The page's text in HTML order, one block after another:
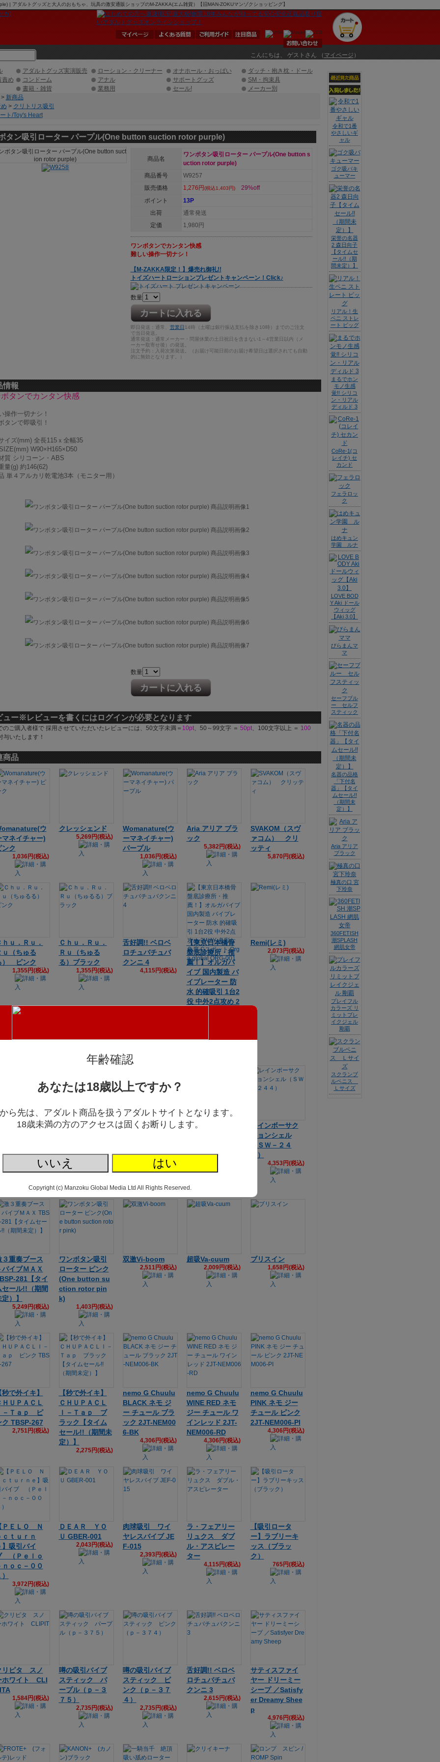
年齢確認
あなたは18歳以上ですか？
ら先は、アダルト商品を扱うアダルトサイトとなります。
18歳未満の方のアクセスは固くお断りします。
いいえ はい
Copyright (c) Manzoku Global Media Ltd All Rights Reserved.
| アダルトグッズと大人のおもちゃ、玩具の激安通販ショップのM-ZAKKA(エム雑貨）【旧MAN-ZOKUマンゾクショッピング】
こんにちは、 ゲストさん （ マイページ ）
アダルトグッズ実演販売 ローション・クリーナー オナホール・おっぱい
ダッチ・抱き枕・ドール
責め
コンドーム アナル サポートグッズ
SM・拘束具
書籍・雑貨
業務用 セール!
メーカー別
新商品
> クリトリス吸引
ト/Toy's Heart
タン吸引ローター パープル(One button suction rotor purple)
商品名
ワンボタン吸引ローター パープル(One button s
uction rotor purple)
商品番号
W9257
販売価格
1,276円(税込1,403円)
29%off
ポイント
13P
出荷
通常発送
定価
1,980円
ワンボタンでカンタン快感
難しい操作一切ナシ！
【M-ZAKKA限定！】爆売れ御礼!!
トイズハートローションプレゼントキャンペーン！Click♪
数量
カートに入れる
即日発送：通常、 営業日 14時（土曜は銀行振込支払を除き10時）までのご注文
で当日発送。
通常発送：通常メーカー・問屋休業の土日祝日を含まない1～4営業日以内（メ
ーカー取寄せ後）の発送。
注文予約：入荷次第発送。（お届け可能日前のお届け希望日は選択されても自動
的に無効となります。）
情報
タンでカンタン快感
操作一切ナシ！
タンで即吸引！
イズ(mm) 全長115ｘ全幅35
W90×H165×D50
質 シリコーン・ABS
量(g) 約146(62)
単４アルカリ乾電池3本（モニター用）
数量
カートに入れる
ュー※レビューを書くにはログインが必要となります
のご購入者様で 採用させていただいたレビューには、50文字未満＝ 10pt、50～99文字 ＝ 50pt、100文字以上 ＝ 100
与いたします！
商品
ウ
マネイチャー)
ンク
1,036円(税込)
クレッシェンド
5,269円(税込)
Womanature(ウ
ーマネイチャー)
パープル
1,036円(税込)
Aria アリア ブラ
ック
5,382円(税込)
SVAKOM（スヴ
ァコム） クリ
ッティ
5,870円(税込)
ｈｕ．Ｒｕ．
ｕ（ちゅる
） ピンク
1,355円(税込)
Ｃｈｕ．Ｒｕ．
Ｒｕ（ちゅる
る）ブラック
1,355円(税込)
舌好調!! ベロベ
ロチュバチュバ
クンニ 4
4,115円(税込)
【東京日本橋骨
盤底診療所・推
薦！】オルガバ
イブ 国内製造 バ
イブレーター 防
水 的確吸引 1台2
役 中外2点攻め 2
14,850円(税込)
Remi(レミ)
2,073円(税込)
ルガスターDee
3,955円(税込)
オルガスターDee
3,955円(税込)
Magiceyes ぷに
【タイムセール!!
（期間未定）】
2,367円(税込)
Magiceyes ぷに
【タイムセール!!
2,367円(税込)
レインボーサク
ションシェル
（ＳＷ－２４
４）
4,353円(税込)
３重奏ブース
バイブＭＡＸ
281【タイ
セール!!（期間
）】
5,249円(税込)
ワンボタン吸引
ローター ピンク
(One button su
ction rotor pin
k)
1,403円(税込)
双激Vi-boom
2,511円(税込)
超吸Va-cuum
2,009円(税込)
ブリスイン
1,658円(税込)
で外イキ】
ＨＵＰＡＣＬ
－Ｔａｐ ピ
ク TBSP-267
2,751円(税込)
【秒で外イキ】
ＣＨＵＰＡＣＬ
Ｉ－Ｔａｐ ブ
ラック【タイム
セール!!（期間未
定）】
2,275円(税込)
nemo G Chuulu
BLACK ネモ ジ
ー チュール ブラ
ック 2JT-NEM00
6-BK
4,306円(税込)
nemo G Chuulu
WINE RED ネモ
ジー チュール ワ
インレッド 2JT-
NEM006-RD
4,306円(税込)
nemo G Chuulu
PINK ネモ ジー
チュール ピンク
2JT-NEM006-PI
4,306円(税込)
ＰＥＬＯ Ｎ
ｃｔｕｒｎ
】吸引バイ
（Ｐｅｌｏ
ｎｏｃ－００
3,972円(税込)
ＤＥＡＲ ＹＯ
Ｕ GBER-001
2,043円(税込)
肉球吸引 ワイ
ヤレスバイブ JE
F-015
2,393円(税込)
ラ・フェアリー
リュクス ダブ
ル・アスピレー
ター
4,115円(税込)
【吸引ロータ
ー】ラブリーキ
ッス（ブラッ
ク）
765円(税込)
リピタ スノ
ホワイト CLI
1,584円(税込)
噂の吸引バイブ
スティック パ
ープル（ｐ－３
７５）
2,735円(税込)
噂の吸引バイブ
スティック ピ
ンク（ｐ－３７
４）
2,735円(税込)
舌好調!! ベロベ
ロチュバチュバ
クンニ 3
2,615円(税込)
サティスファイ
ヤー ドリーミー
シープ ／Satisfy
er Dreamy Shee
p
4,976円(税込)
令和で1番
やさしいギ
ャル
ゴク吸バキ
ューマー
栄誉の名器
2 森日向子
【タイムセ
ール!!（期
間未定）】
リアル！生
ペニ ストレ
ート ビッグ
まるでホン
モノ生感
覚!! シリコ
ン・リアル
ディルド 3
CoRe-1(コ
レイチ) セ
カンド
フェラロッ
ク
はめキュン
学園 ルナ
LOVE BOD
Y Aki ドール
ウィッグ
【Aki 3.0】
びらまんマ
マ
セーフブル
ー セルフ
スティック
名器の品格
「下付名
器」【タイ
ムセール!!
（期間未
定）】
Aria アリア
ブラック
極真の口 宮
下玲奈
360FETISH
潮SPLASH
網肌女帝
プレイフル
カラーズ リ
ミットブレ
イクジェル
剛覇
スクランブ
ルペニス
Ｌサイズ